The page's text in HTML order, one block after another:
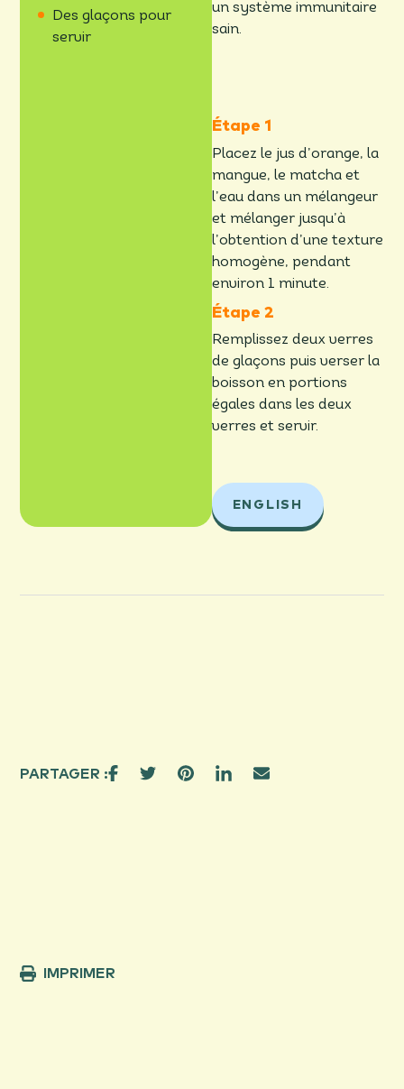
Des glaçons pour
servir
un système immunitaire
sain.
Placez le jus d’orange, la
mangue, le matcha et
l’eau dans un mélangeur
et mélanger jusqu’à
l’obtention d’une texture
homogène, pendant
environ 1 minute.
Remplissez deux verres
de glaçons puis verser la
boisson en portions
égales dans les deux
verres et servir.
ENGLISH
PARTAGER :
IMPRIMER